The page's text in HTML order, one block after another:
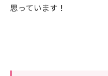
思っています！